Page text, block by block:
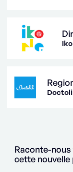
Raconte-
cette nouvelle